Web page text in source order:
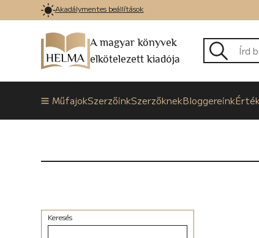
Akadálymentes beállítások
A magyar könyvek
elkötelezett kiadója
MűfajokSzerzőinkSzerzőknekBloggereink
Keresés